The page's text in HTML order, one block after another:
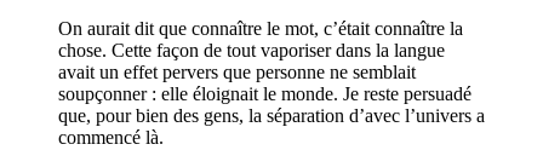
On aurait dit que connaître le mot, c’était connaître la
chose. Cette façon de tout vaporiser dans la langue
avait un effet pervers que personne ne semblait
soupçonner : elle éloignait le monde. Je reste persuadé
que, pour bien des gens, la séparation d’avec l’univers a
commencé là.